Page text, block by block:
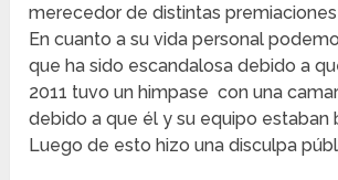
merecedor de distintas
En cuanto a su vida personal
que ha sido escandalosa debido a
2011 tuvo un himpase con una
debido a que él y su equipo estaban
Luego de esto hizo una disculpa